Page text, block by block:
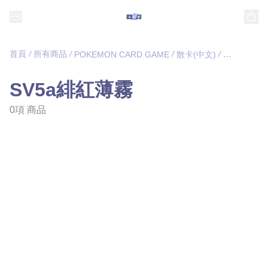
首頁 / 所有商品 / POKEMON CARD GAME / 散卡(中文) / SV5a緋紅
SV5a緋紅薄霧
0項 商品